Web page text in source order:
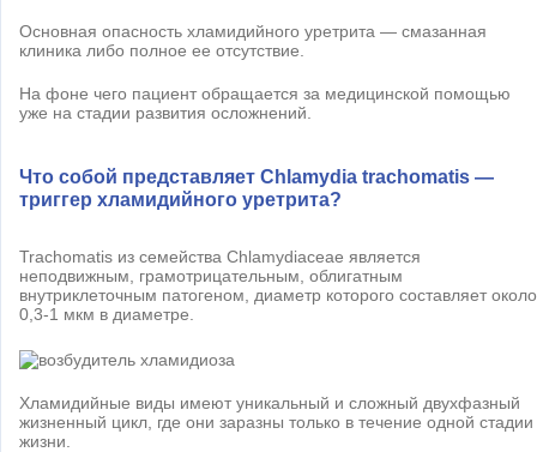
Основная опасность хламидийного уретрита — смазанная
клиника либо полное ее отсутствие.
На фоне чего пациент обращается за медицинской помощью
уже на стадии развития осложнений.
Что собой представляет Chlamydia trachomatis —
триггер хламидийного уретрита?
Trachomatis из семейства Chlamydiaceae является
неподвижным, грамотрицательным, облигатным
внутриклеточным патогеном, диаметр которого составляет около
0,3-1 мкм в диаметре.
Хламидийные виды имеют уникальный и сложный двухфазный
жизненный цикл, где они заразны только в течение одной стадии
жизни.